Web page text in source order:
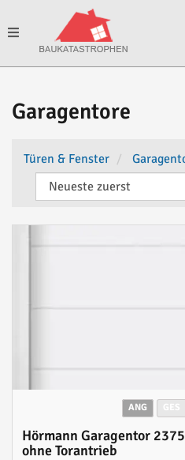
Toggle
navigation
Garagentore
Türen & Fenster
ANG
Hörmann Garagentor
ohne Torantrieb